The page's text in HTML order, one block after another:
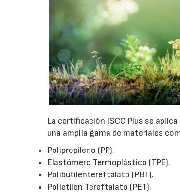
La certificación ISCC Plus se
una amplia gama de materiales
Polipropileno (PP).
Elastómero Termoplástico (TPE).
Polibutilentereftalato (PBT).
Polietilen Tereftalato (PET).